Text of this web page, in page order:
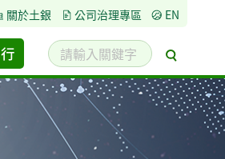
關於土銀 公司治理專區 EN
請
輸
入
關
鍵
字
搜
尋